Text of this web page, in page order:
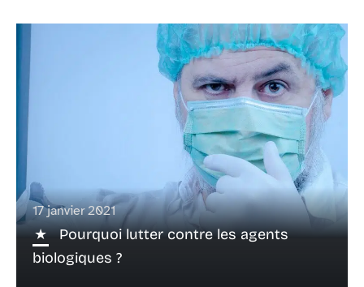
17 janvier 2021
Pourquoi lutter contre les agents
biologiques ?